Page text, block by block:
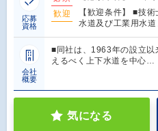
応募
資格
歓迎
【歓迎条件】 ■技
水道及び工業用水
会社
概要
■同社は、1963年の設立以
えるべく上下水道を中心…
気になる